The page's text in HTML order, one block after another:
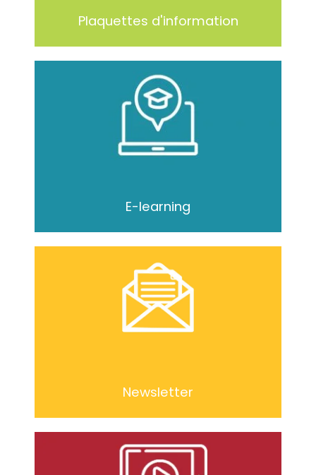
Plaquettes d'information
E-learning
Newsletter